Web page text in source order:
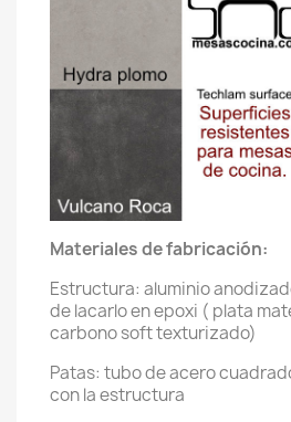
Materiales de fabricación:
Estructura: aluminio
de lacarlo en epoxi ( plata
carbono soft texturizado)
Patas: tubo de acero
con la estructura
Cancelar